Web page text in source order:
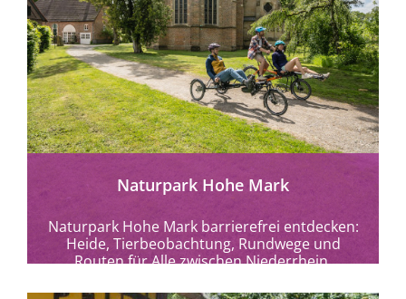
mehr erfahren
Naturpark Hohe Mark
Naturpark Hohe Mark barrierefrei entdecken:
Heide, Tierbeobachtung, Rundwege und
Routen für Alle zwischen Niederrhein,